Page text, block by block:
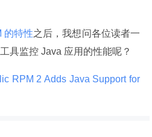
的特性之后，我想问各位读者一
具监控 Java 应用的性能呢？
RPM 2 Adds Java Support for